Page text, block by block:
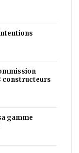
constructeurs
gamme